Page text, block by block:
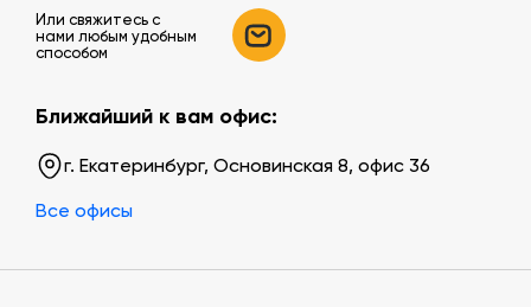
Или свяжитесь c
нами любым удобным
способом
Ближайший к вам офис:
г. Екатеринбург, Основинская 8, офис 36
Все офисы